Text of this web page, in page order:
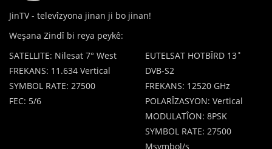
JinTV - televîzyona jinan ji bo jinan!
Weşana Zindî bi reya peykê:
SATELLITE: Nilesat 7° West
FREKANS: 11.634 Vertical
SYMBOL RATE: 27500
FEC: 5/6
EUTELSAT HOTBÎRD 13˚
DVB-S2
FREKANS: 12520 GHz
POLARÎZASYON: Vertical
MODULATÎON: 8PSK
SYMBOL RATE: 27500
Msymbol/s